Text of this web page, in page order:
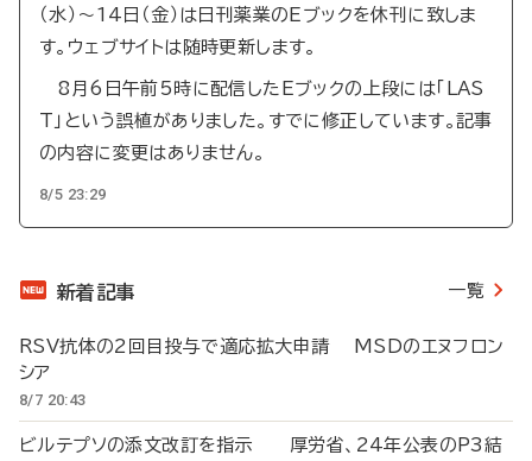
（水）～14日（金）は日刊薬業のEブックを休刊に致しま
す。ウェブサイトは随時更新します。
8月6日午前5時に配信したEブックの上段には「LAS
T」という誤植がありました。すでに修正しています。記事
の内容に変更はありません。
8/5 23:29
新着記事 一覧
RSV抗体の2回目投与で適応拡大申請 MSDのエヌフロン
シア
8/7 20:43
ビルテプソの添文改訂を指示 厚労省、24年公表のP3結